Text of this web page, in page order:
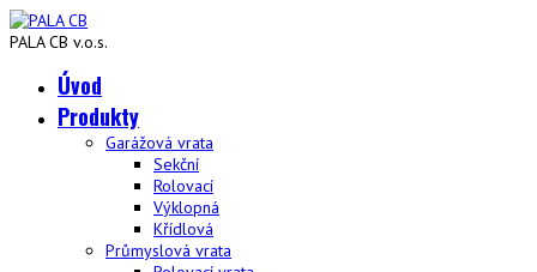
PALA CB v.o.s.
Úvod
Produkty
Garážová vrata
Sekční
Rolovací
Výklopná
Křídlová
Průmyslová vrata